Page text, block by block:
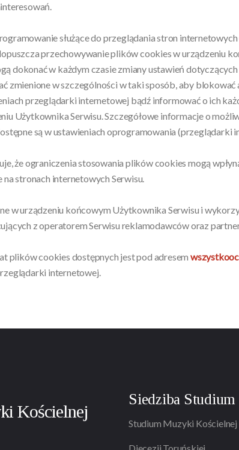
służące do przeglądania stron
przechowywanie plików cookies w urządzeniu
dokonać w każdym czasie zmiany ustawień
zmienione w szczególności w taki sposób, aby blokować
przeglądarki internetowej bądź informować o ich
Użytkownika Serwisu. Szczegółowe informacje o
są w ustawieniach oprogramowania (przeglądarki
że ograniczenia stosowania plików cookies mogą
stronach internetowych Serwisu.
w urządzeniu końcowym Użytkownika Serwisu i
z operatorem Serwisu reklamodawców oraz
plików cookies dostępnych jest pod adresem
internetowej.
Kościelnej
Siedziba Studium
Studium Muzyki Kościelnej